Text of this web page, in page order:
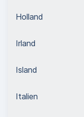
Holland
Irland
Island
Italien